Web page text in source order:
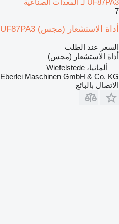
7
أداة الاستشعار (مجس) Wenglor UF87PA3 لـ المعدات الصناعية
السعر عند الطلب
أداة الاستشعار (مجس)
ألمانيا، Wiefelstede
Eberlei Maschinen GmbH & Co. KG
الاتصال بالبائع